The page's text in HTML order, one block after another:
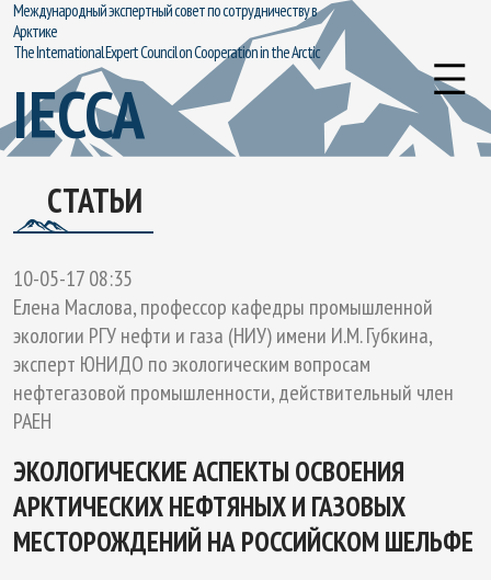
Международный экспертный совет по сотрудничеству в
Арктике
The International Expert Council on Cooperation in the Arctic
IECCA
СТАТЬИ
10-05-17 08:35
Елена Маслова, профессор кафедры промышленной
экологии РГУ нефти и газа (НИУ) имени И.М. Губкина,
эксперт ЮНИДО по экологическим вопросам
нефтегазовой промышленности, действительный член
РАЕН
ЭКОЛОГИЧЕСКИЕ АСПЕКТЫ ОСВОЕНИЯ
АРКТИЧЕСКИХ НЕФТЯНЫХ И ГАЗОВЫХ
МЕСТОРОЖДЕНИЙ НА РОССИЙСКОМ ШЕЛЬФЕ